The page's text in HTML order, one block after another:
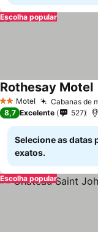
Escolha popular
2 Estrelas
Motel Cabanas de
Rothesay Motel
8,7 Excelente 527
Selecione as datas
exatos.
Escolha popular